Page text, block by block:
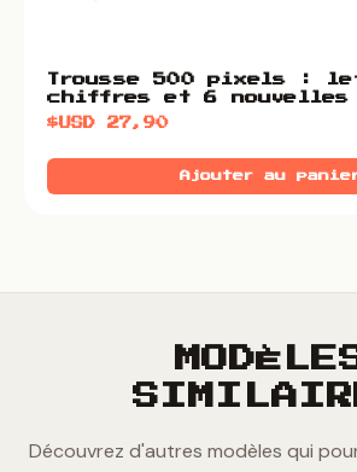
Trousse 500 pixels :
chiffres et 6 nouvelles
$USD27,90
Ajouter au
Découvrez d'autres modèles qui